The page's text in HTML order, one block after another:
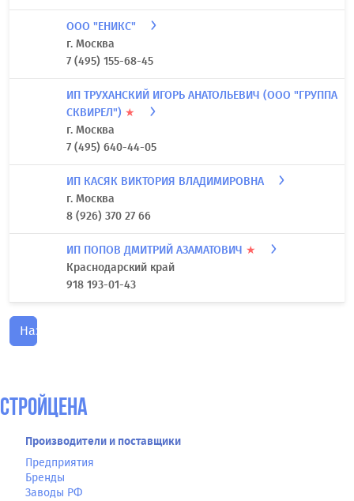
ООО "ЕНИКС"
г. Москва
7 (495) 155-68-45
ИП ТРУХАНСКИЙ ИГОРЬ АНАТОЛЬЕВИЧ (ООО "ГРУППА
СКВИРЕЛ") ★
г. Москва
7 (495) 640-44-05
ИП КАСЯК ВИКТОРИЯ ВЛАДИМИРОВНА
г. Москва
8 (926) 370 27 66
ИП ПОПОВ ДМИТРИЙ АЗАМАТОВИЧ ★
Краснодарский край
918 193-01-43
Назад
СтройЦена
Производители и поставщики
Предприятия
Бренды
Заводы РФ